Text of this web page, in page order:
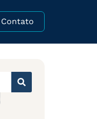
Contato